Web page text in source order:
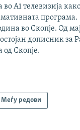
во А1 телевизија
програма.
во Скопје. Од
дописник за
од Скопје.
Меѓу редови